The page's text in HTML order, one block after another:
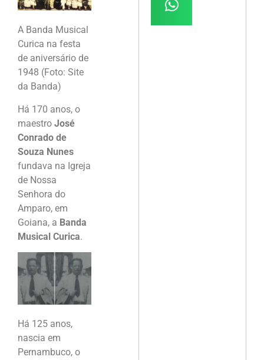
A Banda Musical
Curica na festa
de aniversário de
1948 (Foto: Site
da Banda)
Há 170 anos, o
maestro José
Conrado de
Souza Nunes
fundava na Igreja
de Nossa
Senhora do
Amparo, em
Goiana, a Banda
Musical Curica.
Há 125 anos,
nascia em
Pernambuco, o